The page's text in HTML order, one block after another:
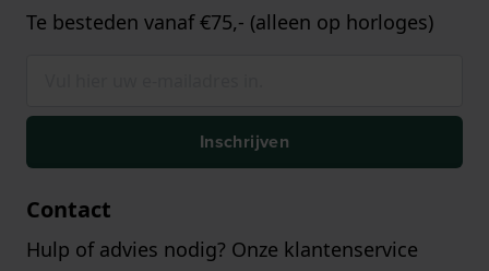
Te besteden vanaf €75,- (alleen op horloges)
Inschrijven
Contact
Hulp of advies nodig? Onze klantenservice